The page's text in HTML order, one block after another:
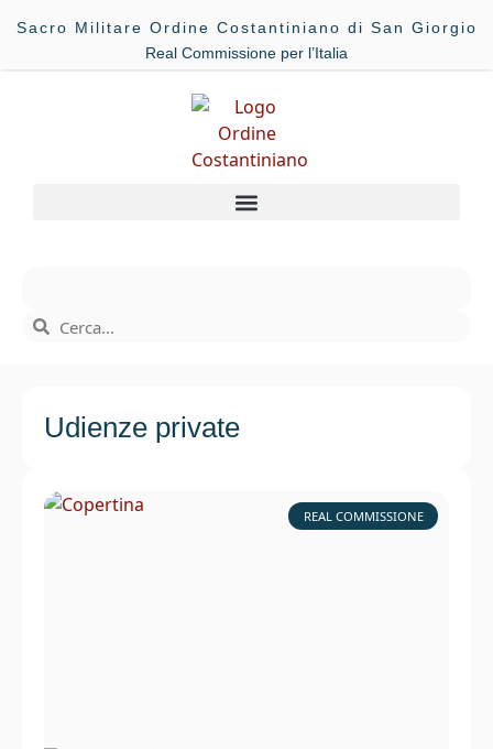
Sacro Militare Ordine Costantiniano di San Giorgio
Real Commissione per l’Italia
Udienze private
REAL COMMISSIONE